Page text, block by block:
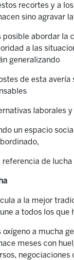
recortes y a
sino agravar
posible abordar la
a las
generalizando
de esta avería
laborales
un espacio
de lucha
a la mejor
a todos los que
oxígeno a mucha
meses con